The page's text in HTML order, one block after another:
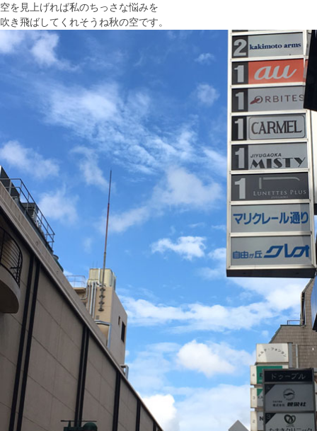
空を見上げれば私のちっさな悩みを
吹き飛ばしてくれそうね秋の空です。